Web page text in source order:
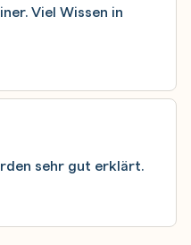
Viel Wissen in
sehr gut erklärt.